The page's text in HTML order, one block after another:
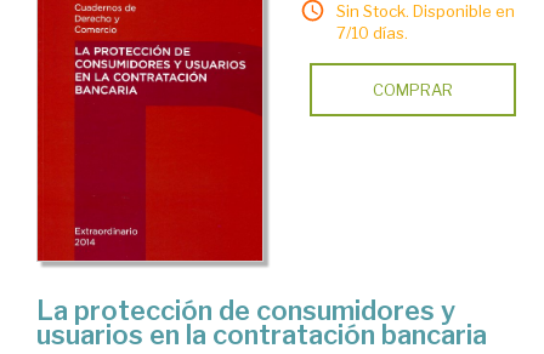
Sin Stock. Disponible en
7/10 días.
COMPRAR
La protección de consumidores y
usuarios en la contratación bancaria